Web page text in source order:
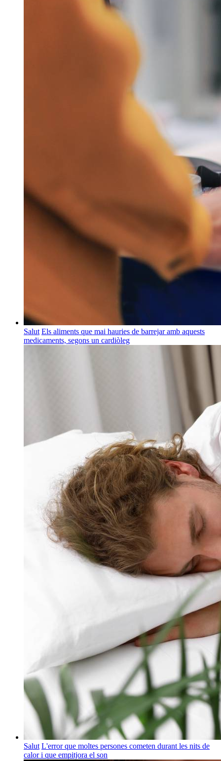
Salut Els aliments que mai hauries de barrejar amb aquests
medicaments, segons un cardiòleg
Salut L'error que moltes persones cometen durant les nits de
calor i que empitjora el son